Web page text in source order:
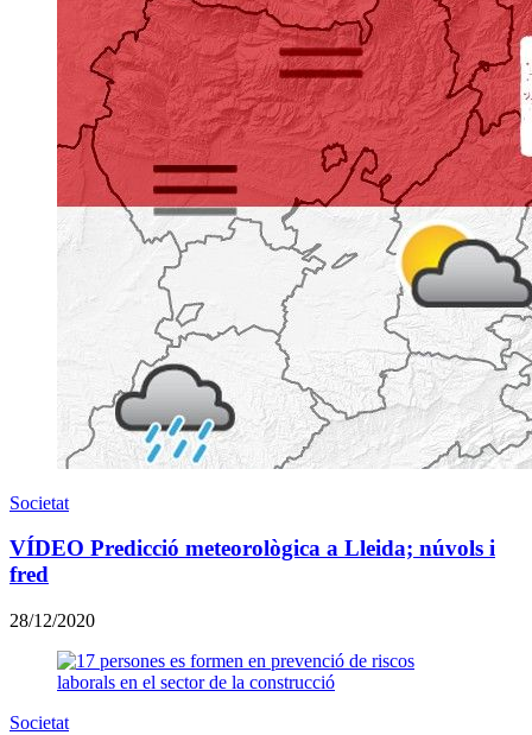
Societat
VÍDEO Predicció meteorològica a Lleida; núvols i
fred
28/12/2020
Societat